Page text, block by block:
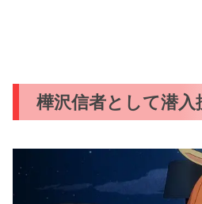
樺沢信者として潜入